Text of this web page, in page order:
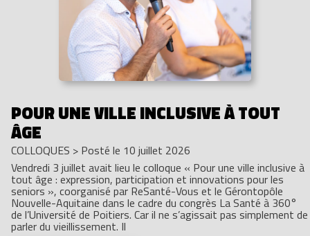
POUR UNE VILLE INCLUSIVE À TOUT
ÂGE
COLLOQUES > Posté le 10 juillet 2026
Vendredi 3 juillet avait lieu le colloque « Pour une ville inclusive à
tout âge : expression, participation et innovations pour les
seniors », coorganisé par ReSanté-Vous et le Gérontopôle
Nouvelle-Aquitaine dans le cadre du congrès La Santé à 360°
de l’Université de Poitiers. Car il ne s’agissait pas simplement de
parler du vieillissement. Il